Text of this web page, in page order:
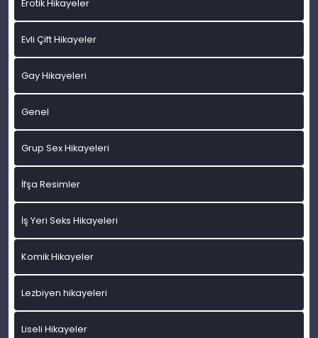
Erotik Hikayeler
Evli Çift Hikayeler
Gay Hikayeleri
Genel
Grup Sex Hikayeleri
İfşa Resimler
İş Yeri Seks Hikayeleri
Komik Hikayeler
Lezbiyen hikayeleri
Liseli Hikayeler